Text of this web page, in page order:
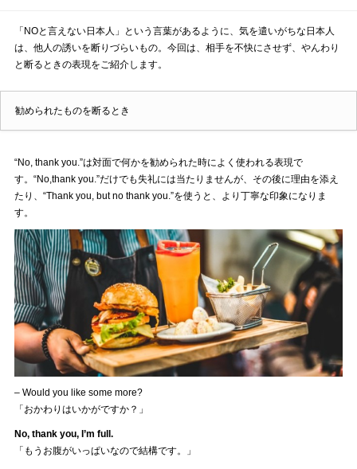
「NOと言えない日本人」という言葉があるように、気を遣いがちな日本人
は、他人の誘いを断りづらいもの。今回は、相手を不快にさせず、やんわり
と断るときの表現をご紹介します。
勧められたものを断るとき
“No, thank you.”は対面で何かを勧められた時によく使われる表現で
す。“No,thank you.”だけでも失礼には当たりませんが、その後に理由を添え
たり、“Thank you, but no thank you.”を使うと、より丁寧な印象になりま
す。
– Would you like some more?
「おかわりはいかがですか？」
No, thank you, I’m full.
「もうお腹がいっぱいなので結構です。」